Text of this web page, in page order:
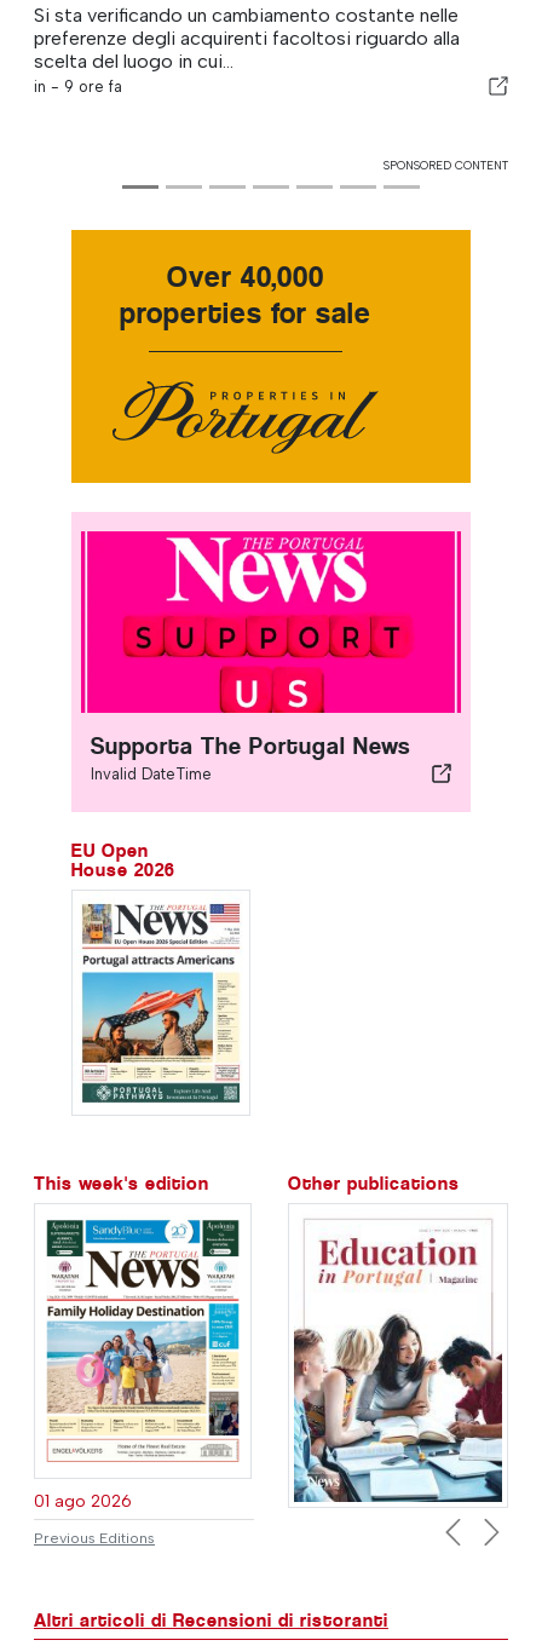
Si sta verificando un cambiamento costante nelle
preferenze degli acquirenti facoltosi riguardo alla
scelta del luogo in cui...
in - 9 ore fa
SPONSORED CONTENT
Over 40,000
properties for sale
Supporta The Portugal News
Invalid DateTime
EU Open
House 2026
This week's edition
01 ago 2026
Previous Editions
Other publications
Previous
Next
Altri articoli di Recensioni di ristoranti